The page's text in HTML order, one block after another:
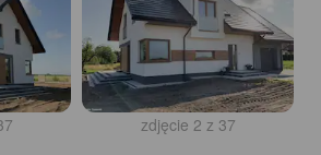
zdjęcie 2 z 37